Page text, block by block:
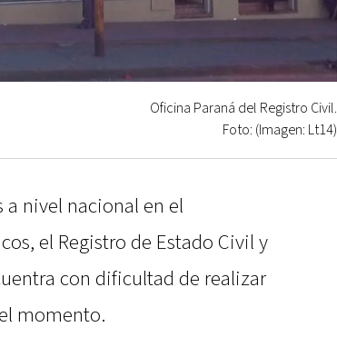
Oficina Paraná del Registro Civil.
Foto: (Imagen: Lt14)
nivel nacional en el
el Registro de Estado Civil y
con dificultad de realizar
momento.